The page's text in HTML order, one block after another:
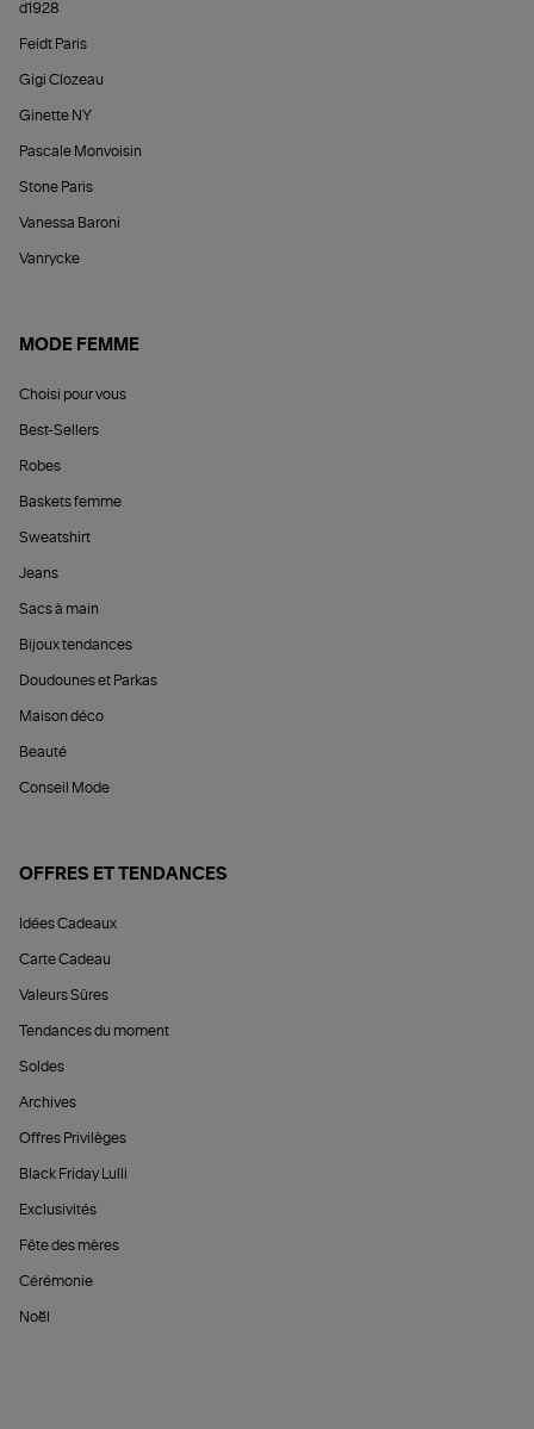
d1928
Feidt Paris
Gigi Clozeau
Ginette NY
Pascale Monvoisin
Stone Paris
Vanessa Baroni
Vanrycke
MODE FEMME
Choisi pour vous
Best-Sellers
Robes
Baskets femme
Sweatshirt
Jeans
Sacs à main
Bijoux tendances
Doudounes et Parkas
Maison déco
Beauté
Conseil Mode
OFFRES ET TENDANCES
Idées Cadeaux
Carte Cadeau
Valeurs Sûres
Tendances du moment
Soldes
Archives
Offres Privilèges
Black Friday Lulli
Exclusivités
Fête des mères
Cérémonie
Noël